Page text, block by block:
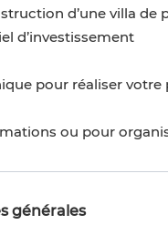
d’une villa de
d’investissement
pour réaliser
ou pour
générales